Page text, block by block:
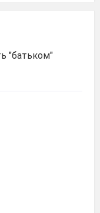
"батьком"